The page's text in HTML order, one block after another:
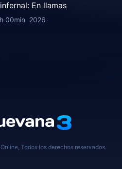
En llamas
00min 2026
Todos los derechos reservados.